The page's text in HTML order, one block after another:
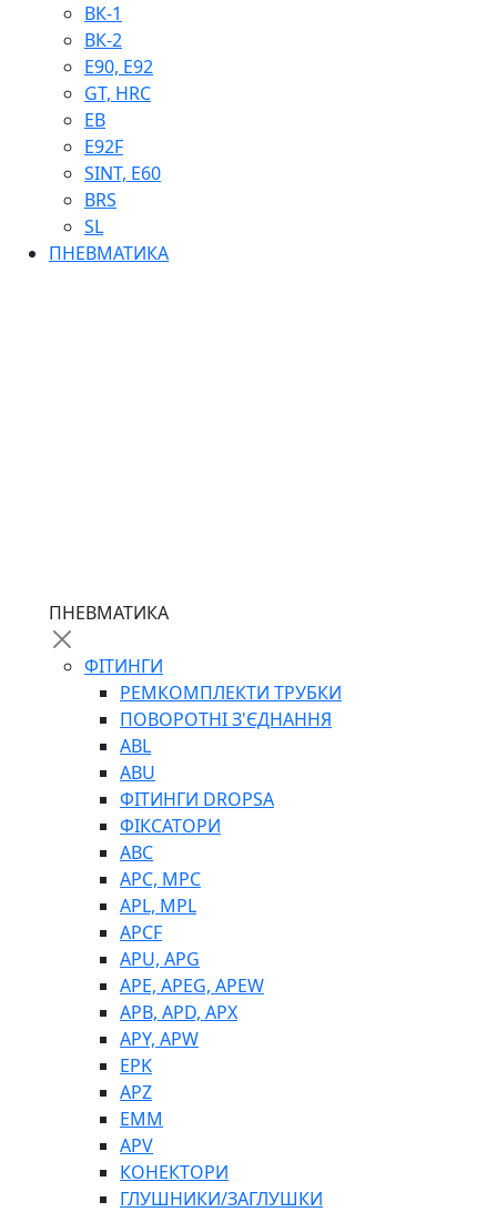
ВК-1
ВК-2
Е90, E92
GT, HRC
EB
Е92F
SINT, E60
BRS
SL
ПНЕВМАТИКА
ПНЕВМАТИКА
ФІТИНГИ
РЕМКОМПЛЕКТИ ТРУБКИ
ПОВОРОТНІ З'ЄДНАННЯ
ABL
ABU
ФІТИНГИ DROPSA
ФІКСАТОРИ
ABC
APC, MPC
APL, MPL
APCF
APU, APG
APE, APEG, APEW
APB, APD, APX
APY, APW
EPK
APZ
EMM
APV
КОНЕКТОРИ
ГЛУШНИКИ/ЗАГЛУШКИ